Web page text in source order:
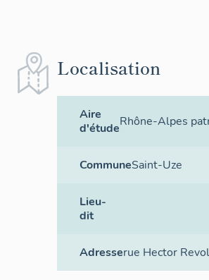
Localisation
Aire
d'étudeRhône-Alpes
CommuneSaint-Uze
Lieu-
dit
Adresserue Hector Revol